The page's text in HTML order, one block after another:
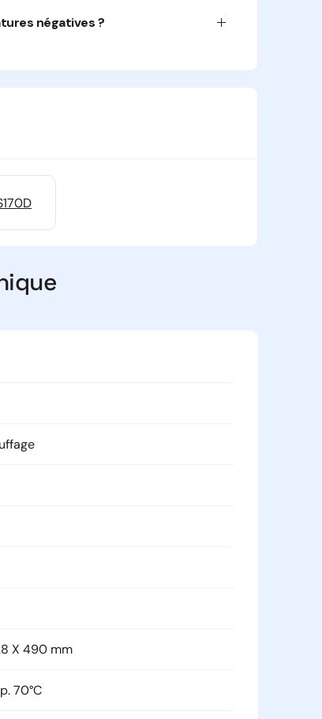
négatives ?
X 490 mm
70°C